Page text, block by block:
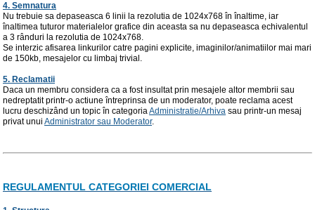
4. Semnatura
Nu trebuie sa depaseasca 6 linii la rezolutia de 1024x768 în înaltime, iar
înaltimea tuturor materialelor grafice din aceasta sa nu depaseasca echivalentul
a 3 rânduri la rezolutia de 1024x768.
Se interzic afisarea linkurilor catre pagini explicite, imaginilor/animatiilor mai mari
de 150kb, mesajelor cu limbaj trivial.
5. Reclamatii
Daca un membru considera ca a fost insultat prin mesajele altor membrii sau
nedreptatit printr-o actiune întreprinsa de un moderator, poate reclama acest
lucru deschizând un topic în categoriaAdministratie/Arhiva sau printr-un mesaj
privat unui Administrator sau Moderator.
REGULAMENTUL CATEGORIEI COMERCIAL